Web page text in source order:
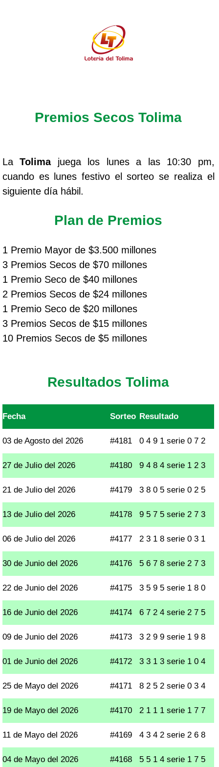
Premios Secos Tolima
LaTolimajuega los lunes a las 10:30 pm,
cuando es lunes festivo el sorteo se realiza el
siguiente día hábil.
Plan de Premios
1 Premio Mayor de $3.500 millones
3 Premios Secos de $70 millones
1 Premio Seco de $40 millones
2 Premios Secos de $24 millones
1 Premio Seco de $20 millones
3 Premios Secos de $15 millones
10 Premios Secos de $5 millones
Resultados Tolima
Fecha Sorteo Resultado
03 de Agosto del 2026 #4181 0 4 9 1 serie 0 7 2
27 de Julio del 2026 #4180 9 4 8 4 serie 1 2 3
21 de Julio del 2026 #4179 3 8 0 5 serie 0 2 5
13 de Julio del 2026 #4178 9 5 7 5 serie 2 7 3
06 de Julio del 2026 #4177 2 3 1 8 serie 0 3 1
30 de Junio del 2026 #4176 5 6 7 8 serie 2 7 3
22 de Junio del 2026 #4175 3 5 9 5 serie 1 8 0
16 de Junio del 2026 #4174 6 7 2 4 serie 2 7 5
09 de Junio del 2026 #4173 3 2 9 9 serie 1 9 8
01 de Junio del 2026 #4172 3 3 1 3 serie 1 0 4
25 de Mayo del 2026 #4171 8 2 5 2 serie 0 3 4
19 de Mayo del 2026 #4170 2 1 1 1 serie 1 7 7
11 de Mayo del 2026 #4169 4 3 4 2 serie 2 6 8
04 de Mayo del 2026 #4168 5 5 1 4 serie 1 7 5